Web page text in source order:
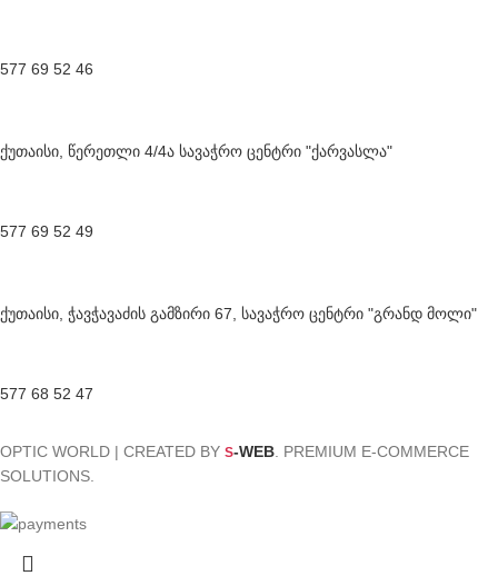
577 69 52 46
ქუთაისი, წერეთლი 4/4ა სავაჭრო ცენტრი "ქარვასლა"
577 69 52 49
ქუთაისი, ჭავჭავაძის გამზირი 67, სავაჭრო ცენტრი "გრანდ მოლი"
577 68 52 47
OPTIC WORLD | CREATED BY S-WEB . PREMIUM E-COMMERCE
SOLUTIONS.